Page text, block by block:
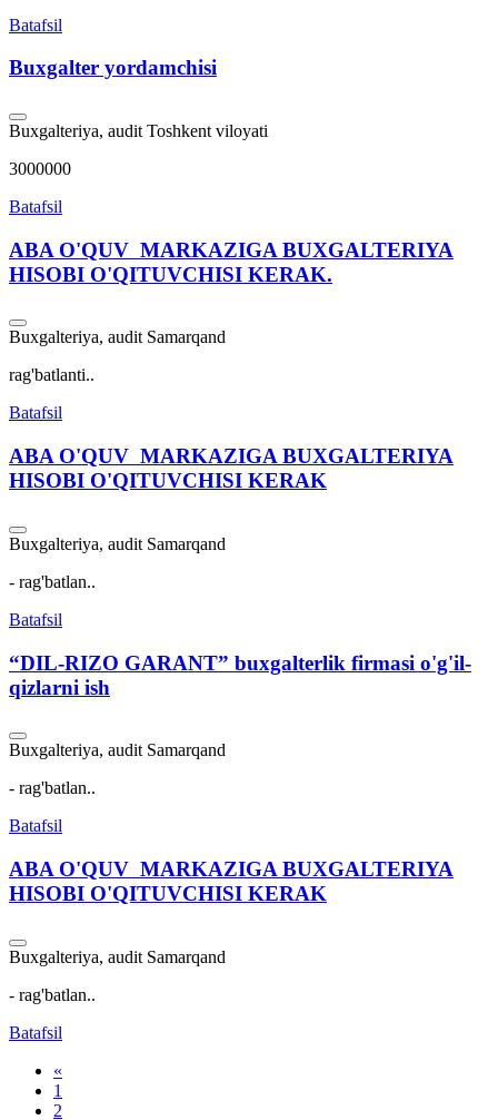
Batafsil
Buxgalter yordamchisi
Buxgalteriya, audit Toshkent viloyati
3000000
Batafsil
ABA O'QUV MARKAZIGA BUXGALTERIYA
HISOBI O'QITUVCHISI KERAK.
Buxgalteriya, audit Samarqand
rag'batlanti..
Batafsil
ABA O'QUV MARKAZIGA BUXGALTERIYA
HISOBI O'QITUVCHISI KERAK
Buxgalteriya, audit Samarqand
- rag'batlan..
Batafsil
“DIL-RIZO GARANT” buxgalterlik firmasi o'g'il-
qizlarni ish
Buxgalteriya, audit Samarqand
- rag'batlan..
Batafsil
ABA O'QUV MARKAZIGA BUXGALTERIYA
HISOBI O'QITUVCHISI KERAK
Buxgalteriya, audit Samarqand
- rag'batlan..
Batafsil
«
1
2